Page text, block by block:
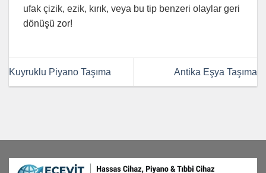
ufak çizik, ezik, kırık, veya bu tip benzeri olaylar geri
dönüşü zor!
Kuyruklu Piyano Taşıma Antika Eşya Taşıma